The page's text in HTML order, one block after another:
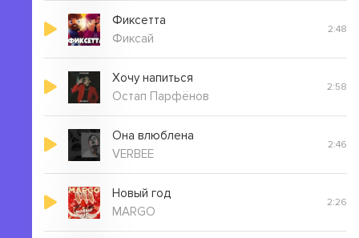
Ну почему это только во сне
Фиксетта
Фиксай
2:48
Хочу напиться
Остап Парфёнов
2:58
Она влюблена
VERBEE
2:46
Новый год
MARGO
2:26